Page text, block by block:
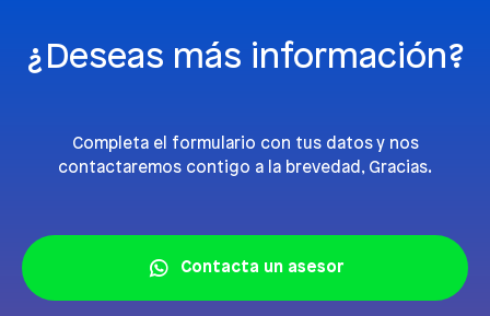
¿Deseas más información?
Completa el formulario con tus datos y nos
contactaremos contigo a la brevedad, Gracias.
Contacta un asesor